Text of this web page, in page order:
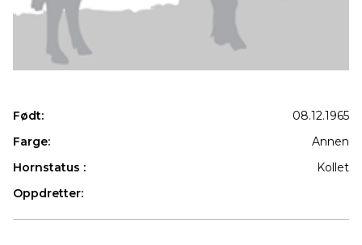
Født:
08.12.1965
Farge:
Annen
Hornstatus :
Kollet
Oppdretter: